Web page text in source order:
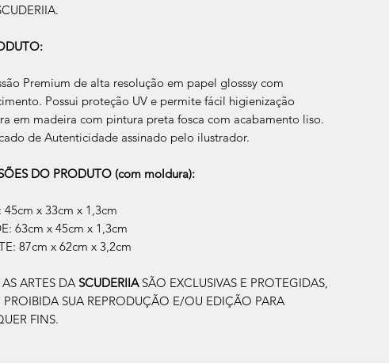
Premium de alta resolução em papel glosssy com
Possui proteção UV e permite fácil higienização
em madeira com pintura preta fosca com acabamento liso.
de Autenticidade assinado pelo ilustrador.
DO PRODUTO (com moldura):
45cm x 33cm x 1,3cm
63cm x 45cm x 1,3cm
87cm x 62cm x 3,2cm
ARTES DA SCUDERIIA SÃO EXCLUSIVAS E PROTEGIDAS,
PROIBIDA SUA REPRODUÇÃO E/OU EDIÇÃO PARA
FINS.